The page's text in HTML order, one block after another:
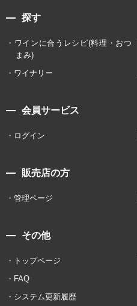
探す
ワインに合うレシピ(料理・おつ
まみ)
ワイナリー
会員サービス
ログイン
販売店の方
管理ページ
その他
トップページ
FAQ
システム更新履歴